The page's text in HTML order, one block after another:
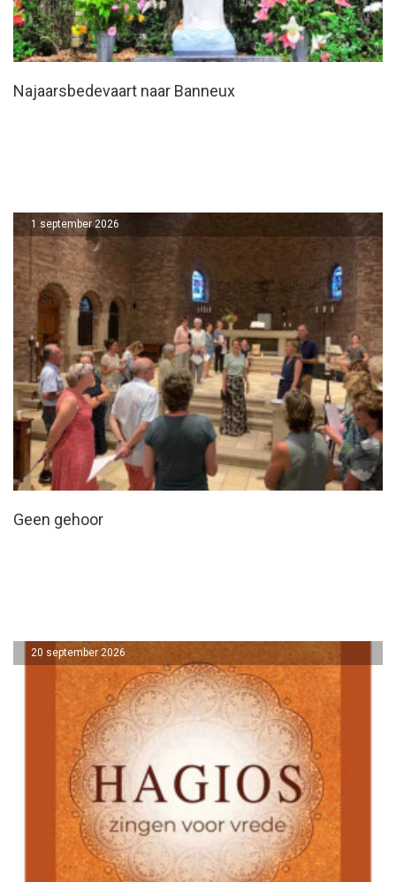
Najaarsbedevaart naar Banneux
Geen gehoor
1 september 2026
20 september 2026